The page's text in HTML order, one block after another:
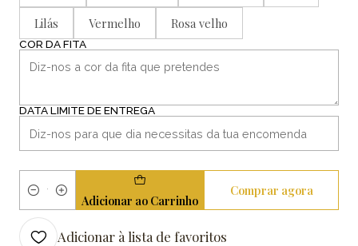
Lilás
Vermelho Rosa velho
COR DA FITA
DATA LIMITE DE ENTREGA
Quantidade Adicionar ao Carrinho
Comprar agora
Adicionar à lista de favoritos